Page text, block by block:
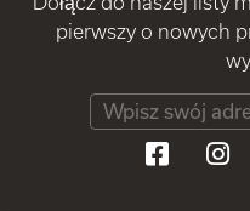
pierwszy o nowych